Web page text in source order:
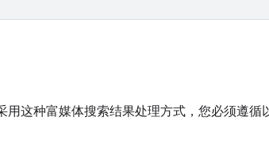
用这种富媒体搜索结果处理方式，您必须遵循